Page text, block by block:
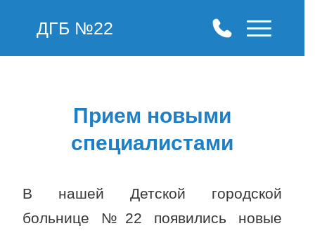
ДГБ №22
Прием новыми
специалистами
В нашей Детской городской
больнице №22 появились новые